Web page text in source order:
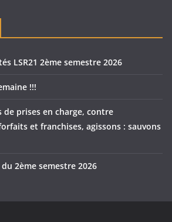
LSR21 2ème semestre 2026
!!!
prises en charge, contre
et franchises, agissons : sauvons
2ème semestre 2026